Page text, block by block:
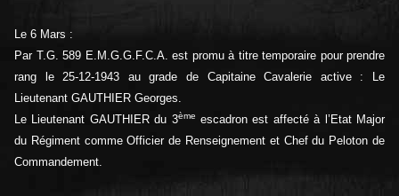
Le 6 Mars :
Par T.G. 589 E.M.G.G.F.C.A. est promu à titre temporaire pour prendre
rang le 25-12-1943 au grade de Capitaine Cavalerie active : Le
Lieutenant GAUTHIER Georges.
Le Lieutenant GAUTHIER du 3ème escadron est affecté à l’Etat Major
du Régiment comme Officier de Renseignement et Chef du Peloton de
Commandement.